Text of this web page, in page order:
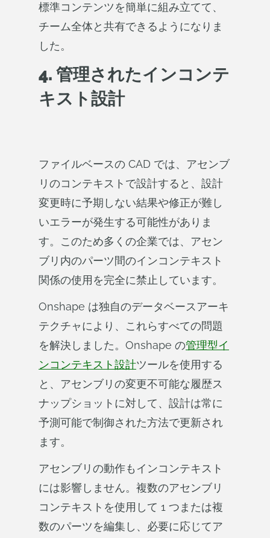
標準コンテンツを簡単に組み立てて、
チーム全体と共有できるようになりま
した。
4. 管理されたインコンテ
キスト設計
ファイルベースの CAD では、アセンブ
リのコンテキストで設計すると、設計
変更時に予期しない結果や修正が難し
いエラーが発生する可能性がありま
す。このため多くの企業では、アセン
ブリ内のパーツ間のインコンテキスト
関係の使用を完全に禁止しています。
Onshape は独自のデータベースアーキ
テクチャにより、これらすべての問題
を解決しました。Onshape の管理型イ
ンコンテキスト設計ツールを使用する
と、アセンブリの変更不可能な履歴ス
ナップショットに対して、設計は常に
予測可能で制御された方法で更新され
ます。
アセンブリの動作もインコンテキスト
には影響しません。複数のアセンブリ
コンテキストを使用して 1 つまたは複
数のパーツを編集し、必要に応じてア